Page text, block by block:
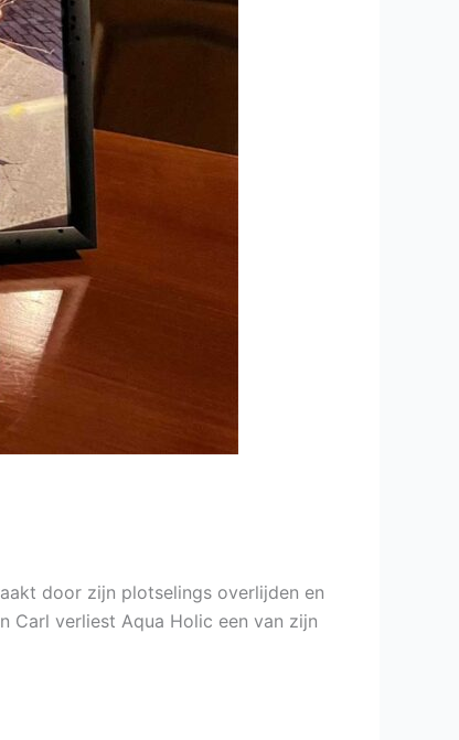
door zijn plotselings overlijden en
Carl verliest Aqua Holic een van zijn